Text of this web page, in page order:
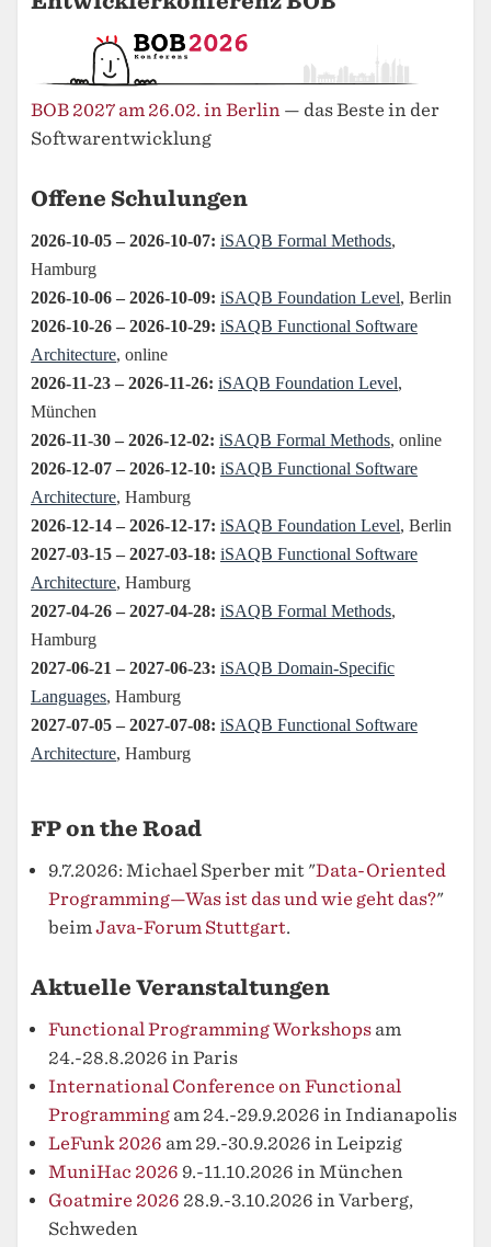
BOB 2027 am 26.02. in Berlin — das Beste in der
Softwarentwicklung
Offene Schulungen
FP on the Road
9.7.2026: Michael Sperber mit "Data-Oriented
Programming—Was ist das und wie geht das?"
beimJava-Forum Stuttgart.
Aktuelle Veranstaltungen
Functional Programming Workshops am
24.-28.8.2026 in Paris
International Conference on Functional
Programming am 24.-29.9.2026 in Indianapolis
LeFunk 2026 am 29.-30.9.2026 in Leipzig
MuniHac 2026 9.-11.10.2026 in München
Goatmire 2026 28.9.-3.10.2026 in Varberg,
Schweden